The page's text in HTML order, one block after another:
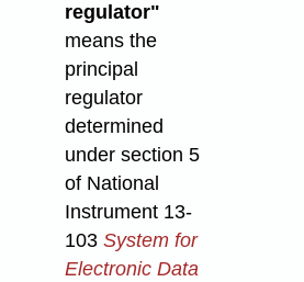
regulator"
means the
principal
regulator
determined
under section 5
of National
Instrument 13-
103 System for
Electronic Data